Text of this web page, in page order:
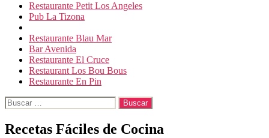
Restaurante Petit Los Angeles
Pub La Tizona
Restaurante Blau Mar
Bar Avenida
Restaurante El Cruce
Restaurant Los Bou Bous
Restaurante En Pin
Buscar:
Recetas Fáciles de Cocina